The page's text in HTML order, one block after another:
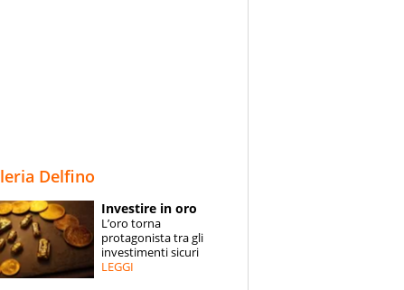
ESPERTI
CONTATTI
Delfino
Investire in oro
L’oro torna
protagonista tra gli
investimenti sicuri
LEGGI